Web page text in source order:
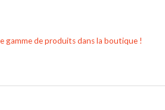
gamme de produits dans la boutique !